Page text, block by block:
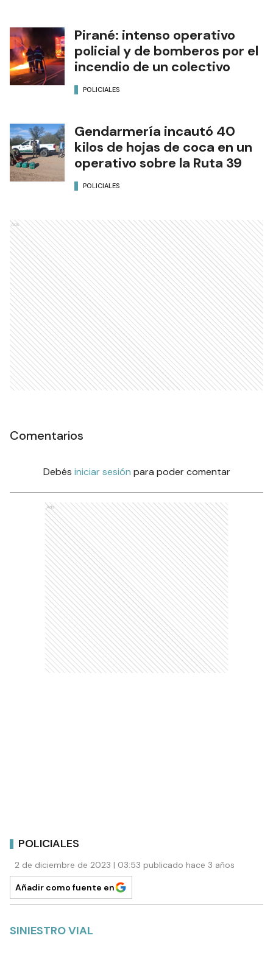
Pirané: intenso operativo
policial y de bomberos por el
incendio de un colectivo
POLICIALES
Gendarmería incautó 40
kilos de hojas de coca en un
operativo sobre la Ruta 39
POLICIALES
Ads
Comentarios
Debés iniciar sesión para poder comentar
Ads
POLICIALES
2 de diciembre de 2023 | 03:53 publicado hace 3 años
Añadir como fuente en
SINIESTRO VIAL